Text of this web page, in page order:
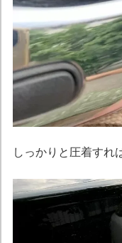
しっかりと圧着すれ